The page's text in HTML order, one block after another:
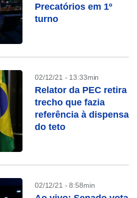
Precatórios em 1º
turno
02/12/21 - 13:33min
Relator da PEC retira
trecho que fazia
referência à dispensa
do teto
02/12/21 - 8:58min